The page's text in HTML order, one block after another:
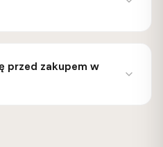
przed zakupem w